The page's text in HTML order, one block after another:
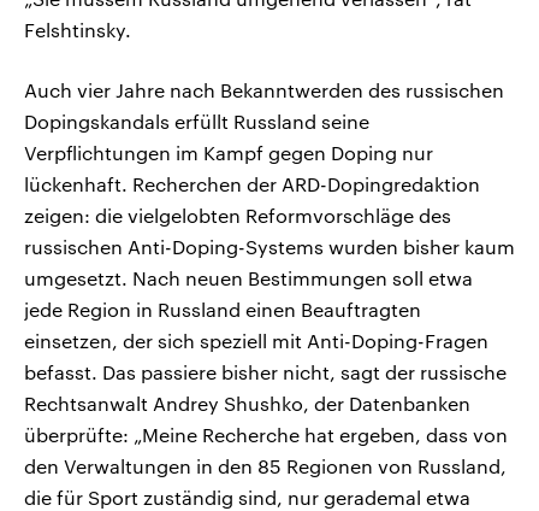
Felshtinsky.
Auch vier Jahre nach Bekanntwerden des russischen
Dopingskandals erfüllt Russland seine
Verpflichtungen im Kampf gegen Doping nur
lückenhaft. Recherchen der ARD-Dopingredaktion
zeigen: die vielgelobten Reformvorschläge des
russischen Anti-Doping-Systems wurden bisher kaum
umgesetzt. Nach neuen Bestimmungen soll etwa
jede Region in Russland einen Beauftragten
einsetzen, der sich speziell mit Anti-Doping-Fragen
befasst. Das passiere bisher nicht, sagt der russische
Rechtsanwalt Andrey Shushko, der Datenbanken
überprüfte: „Meine Recherche hat ergeben, dass von
den Verwaltungen in den 85 Regionen von Russland,
die für Sport zuständig sind, nur gerademal etwa